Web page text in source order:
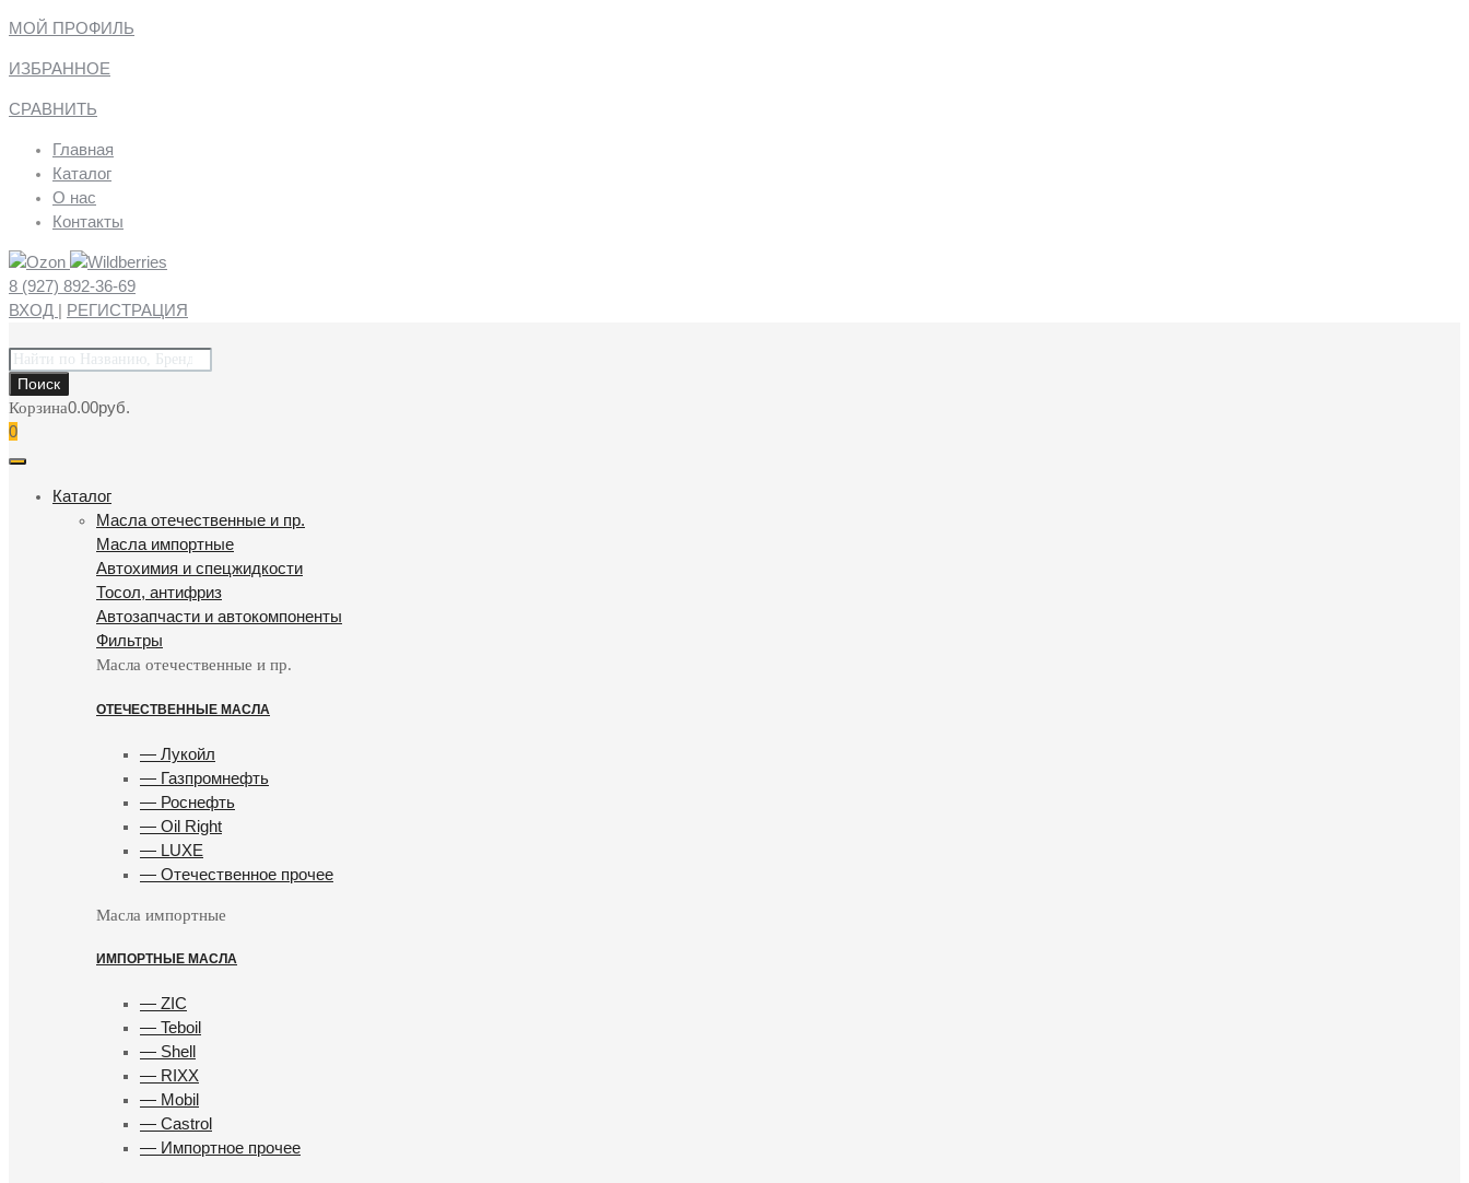
МОЙ ПРОФИЛЬ
ИЗБРАННОЕ
СРАВНИТЬ
Главная
Каталог
О нас
Контакты
8 (927) 892-36-69
ВХОД | РЕГИСТРАЦИЯ
Поиск
товаров
Поиск
Корзина0.00руб.
0
Каталог
Масла отечественные и пр.
Масла импортные
Автохимия и спецжидкости
Тосол, антифриз
Автозапчасти и автокомпоненты
Фильтры
Масла отечественные и пр.
ОТЕЧЕСТВЕННЫЕ МАСЛА
— Лукойл
— Газпромнефть
— Роснефть
— Oil Right
— LUXE
— Отечественное прочее
Масла импортные
ИМПОРТНЫЕ МАСЛА
— ZIC
— Teboil
— Shell
— RIXX
— Mobil
— Castrol
— Импортное прочее